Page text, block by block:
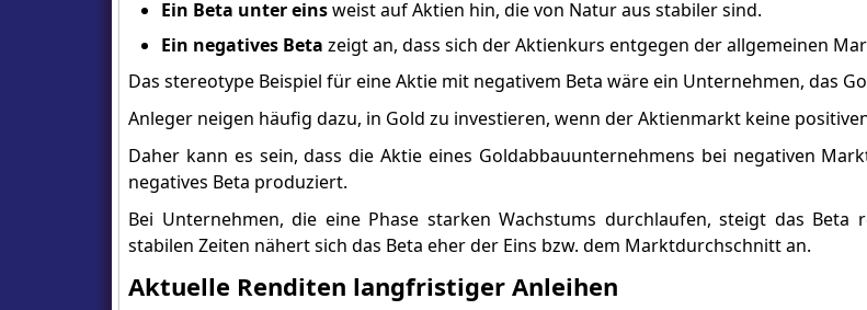
Ein Beta unter einsweist auf Aktien hin, die von Natur aus stabiler sind.
Ein negatives Beta zeigt an, dass sich der Aktienkurs entgegen der allgemeinen
Das stereotype Beispiel für eine Aktie mit negativem Beta wäre ein Unternehmen, das
Anleger neigen häufig dazu, in Gold zu investieren, wenn der Aktienmarkt keine
Daher kann es sein, dass die Aktie eines Goldabbauunternehmens bei negativen
negatives Beta produziert.
Bei Unternehmen, die eine Phase starken Wachstums durchlaufen, steigt das Beta
stabilen Zeiten nähert sich das Beta eher der Eins bzw. dem Marktdurchschnitt an.
Aktuelle Renditen langfristiger Anleihen